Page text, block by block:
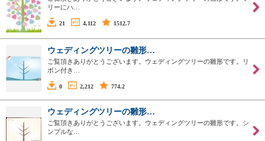
リーにハ…
21 4,112 1512.7
ウェディングツリーの雛形…
ご覧頂きありがとうございます。ウェディングツリーの雛形です。リ
ボン付き…
0 2,212 774.2
ウェディングツリーの雛形…
ご覧頂きありがとうございます。ウェディングツリーの雛形です。シ
ンプルな…